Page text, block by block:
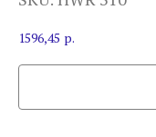
1596,45 р.